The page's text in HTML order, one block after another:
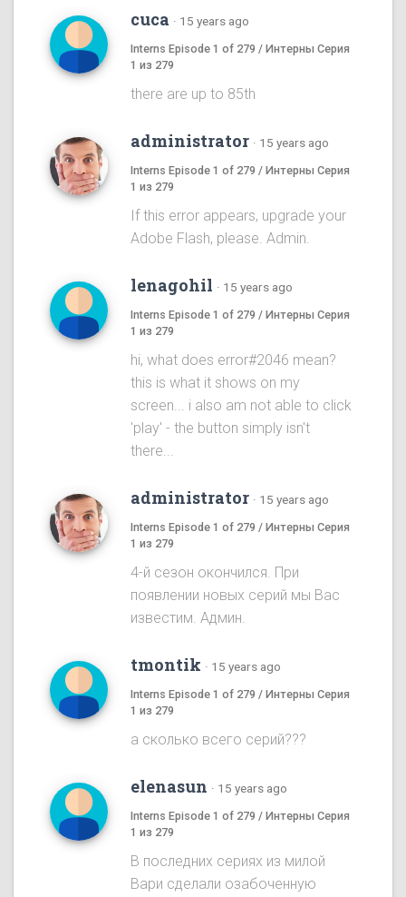
cuca · 15 years ago
Interns Episode 1 of 279 / Интерны Серия
1 из 279
there are up to 85th
administrator · 15 years ago
Interns Episode 1 of 279 / Интерны Серия
1 из 279
If this error appears, upgrade your
Adobe Flash, please. Admin.
lenagohil · 15 years ago
Interns Episode 1 of 279 / Интерны Серия
1 из 279
hi, what does error#2046 mean?
this is what it shows on my
screen... i also am not able to click
'play' - the button simply isn't
there...
administrator · 15 years ago
Interns Episode 1 of 279 / Интерны Серия
1 из 279
4-й сезон окончился. При
появлении новых серий мы Вас
известим. Админ.
tmontik · 15 years ago
Interns Episode 1 of 279 / Интерны Серия
1 из 279
а сколько всего серий???
elenasun · 15 years ago
Interns Episode 1 of 279 / Интерны Серия
1 из 279
В последних сериях из милой
Вари сделали озабоченную